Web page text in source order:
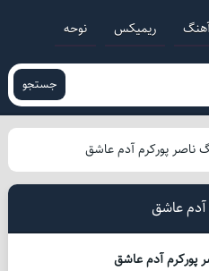
ریمیکس نوحه
جستجو
ناصر پورکرم آدم عاشق
آدم عاشق
پورکرم آدم عاشق